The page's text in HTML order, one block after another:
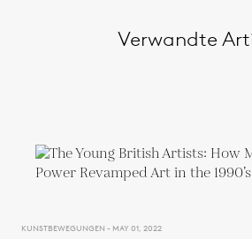
Verwandte
KUNSTBEWEGUNGEN - MAY 01, 2022